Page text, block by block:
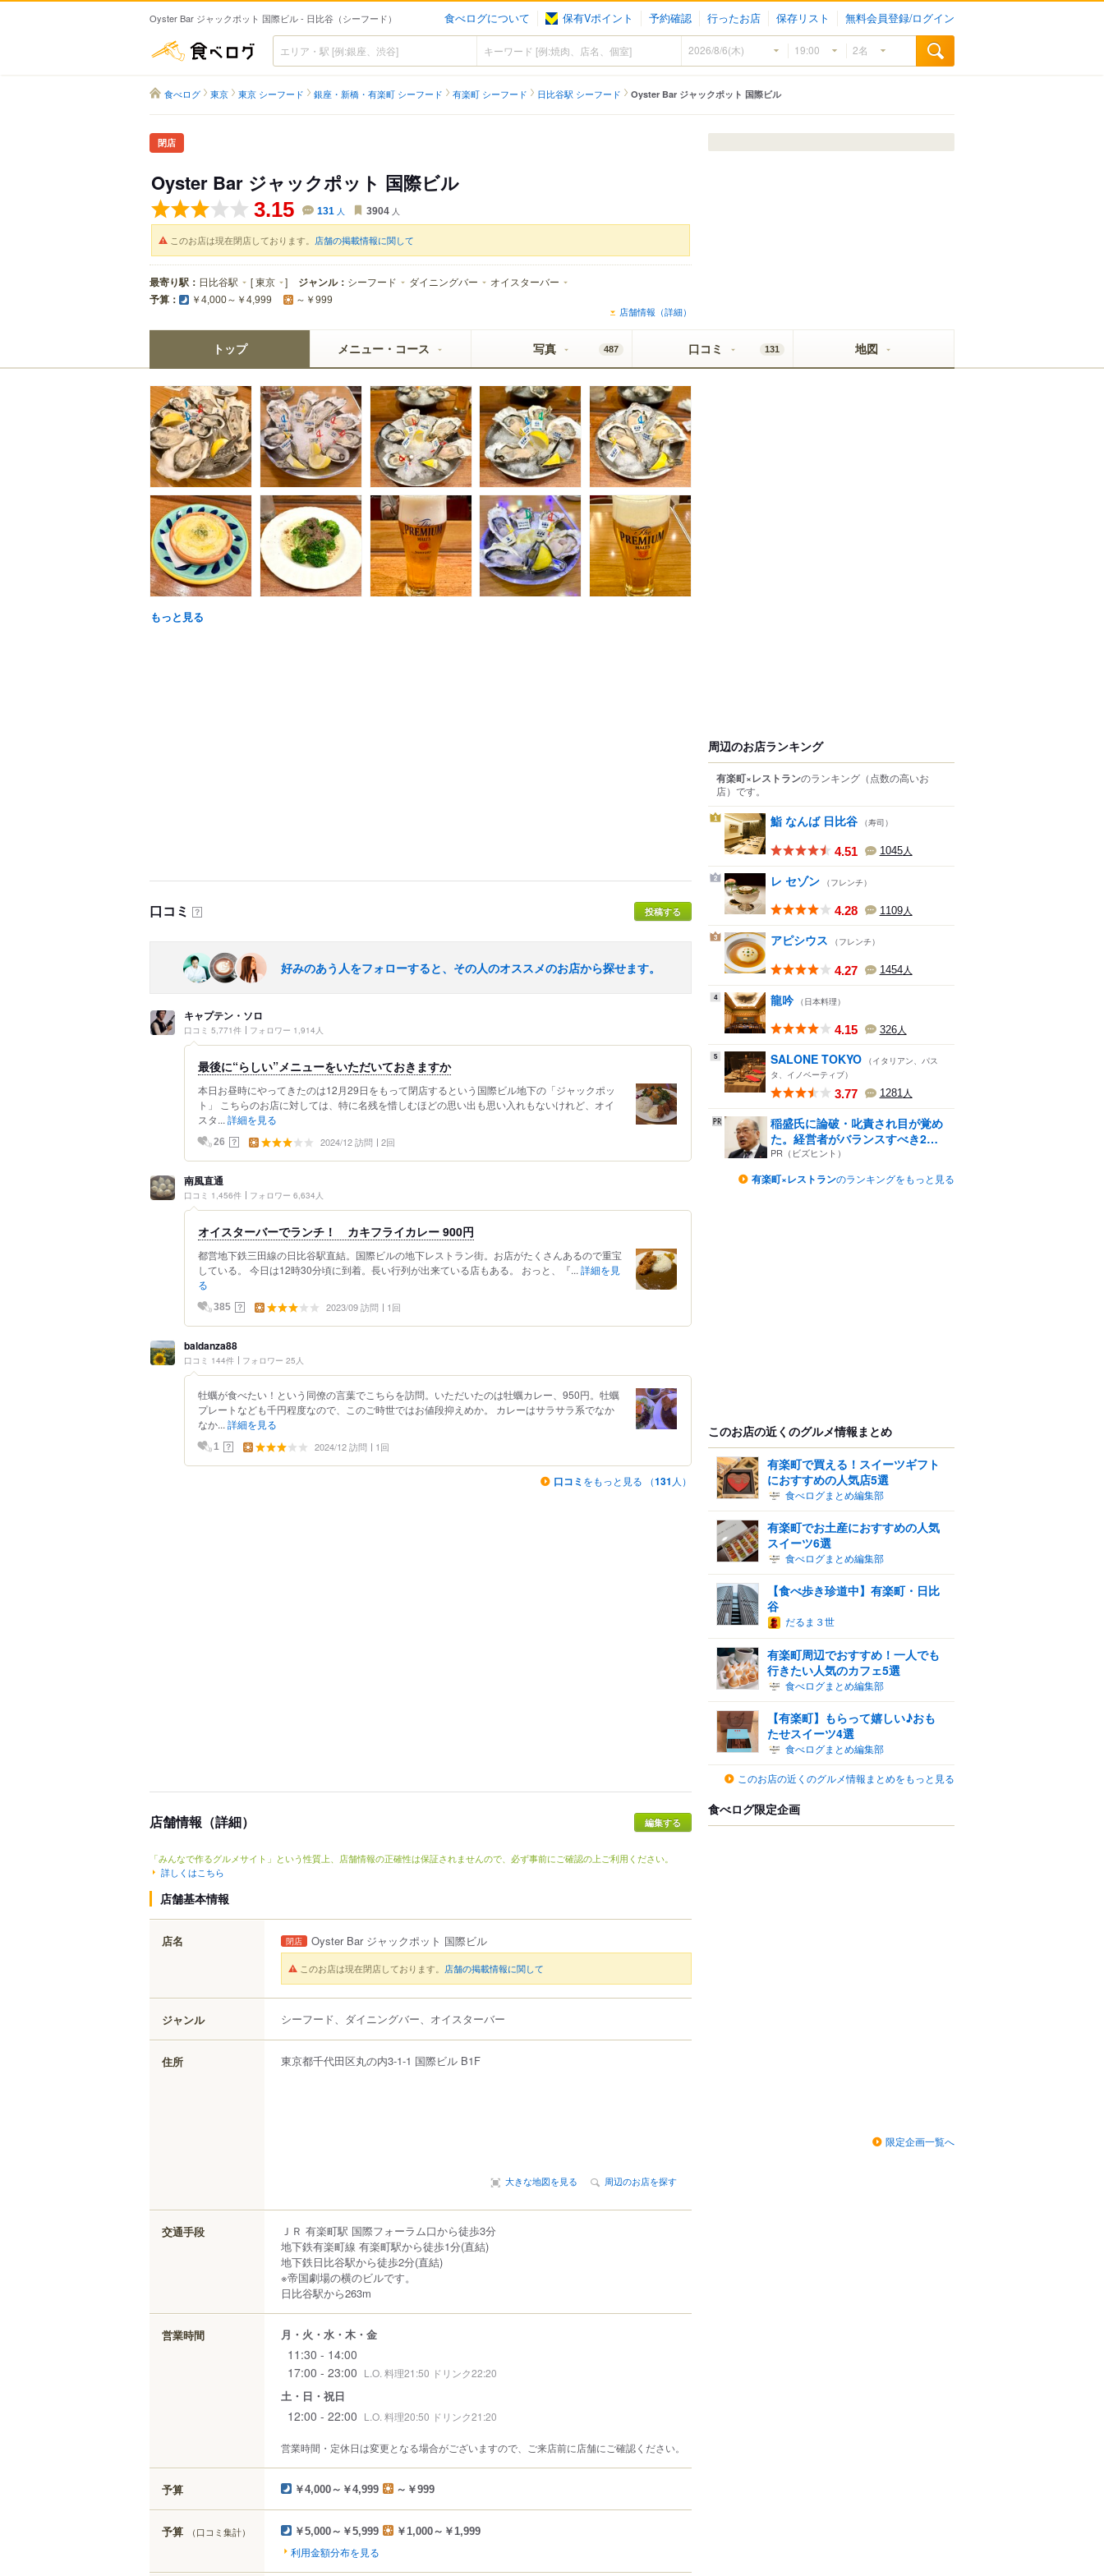
Oyster Bar ジャックポット 国際ビル - 日比谷（シーフード） 食べログについて 保有Vポイント 予約確認 行ったお店 保存リスト 無料会員登録/ログイン
食べログ
食べログ 東京 東京 シーフード 銀座・新橋・有楽町 シーフード 有楽町 シーフード 日比谷駅 シーフード Oyster Bar ジャックポット 国際ビル
閉店
Oyster Bar ジャックポット 国際ビル
3.15 131 人 3904 人
このお店は現在閉店しております。 店舗の掲載情報に関して
最寄り駅： 日比谷駅 [東京 ] ジャンル： シーフード ダイニングバー オイスターバー
予算： ￥4,000～￥4,999 ～￥999
店舗情報（詳細）
トップ メニュー・コース 写真 487 口コミ 131 地図
もっと見る
口コミ ？ 投稿する
好みのあう人をフォローすると、その人のオススメのお店から探せます。
キャプテン・ソロ
口コミ 5,771件 フォロワー 1,914人
最後に“らしい”メニューをいただいておきますか
本日お昼時にやってきたのは12月29日をもって閉店するという国際ビル地下の「ジャックポッ
ト」 こちらのお店に対しては、特に名残を惜しむほどの思い出も思い入れもないけれど、オイ
スタ... 詳細を見る
26 ？ 2024/12 訪問 2回
南風直通
口コミ 1,456件 フォロワー 6,634人
オイスターバーでランチ！ カキフライカレー 900円
都営地下鉄三田線の日比谷駅直結。国際ビルの地下レストラン街。お店がたくさんあるので重宝
している。 今日は12時30分頃に到着。長い行列が出来ている店もある。 おっと、『... 詳細を見
る
385 ？ 2023/09 訪問 1回
baldanza88
口コミ 144件 フォロワー 25人
牡蠣が食べたい！という同僚の言葉でこちらを訪問。いただいたのは牡蠣カレー、950円。牡蠣
プレートなども千円程度なので、このご時世ではお値段抑えめか。 カレーはサラサラ系でなか
なか... 詳細を見る
1 ？ 2024/12 訪問 1回
口コミ をもっと見る （131 人）
店舗情報（詳細） 編集する
「みんなで作るグルメサイト」という性質上、店舗情報の正確性は保証されませんので、必ず事前にご確認の上ご利用ください。
詳しくはこちら
店舗基本情報
店名 閉店 Oyster Bar ジャックポット 国際ビル
このお店は現在閉店しております。 店舗の掲載情報に関して
ジャンル シーフード、ダイニングバー、オイスターバー
住所 東京都千代田区丸の内3-1-1 国際ビル B1F
大きな地図を見る 周辺のお店を探す
交通手段
ＪＲ 有楽町駅 国際フォーラム口から徒歩3分
地下鉄有楽町線 有楽町駅から徒歩1分(直結)
地下鉄日比谷駅から徒歩2分(直結)
※帝国劇場の横のビルです。
日比谷駅から263m
営業時間 月・火・水・木・金
11:30 - 14:00
17:00 - 23:00 L.O. 料理21:50 ドリンク22:20
土・日・祝日
12:00 - 22:00 L.O. 料理20:50 ドリンク21:20
営業時間・定休日は変更となる場合がございますので、ご来店前に店舗にご確認ください。
予算 ￥4,000～￥4,999 ～￥999
予算 （口コミ集計） ￥5,000～￥5,999 ￥1,000～￥1,999
利用金額分布を見る
周辺のお店ランキング
有楽町×レストランのランキング （点数の高いお
店） です。
1 鮨 なんば 日比谷 （寿司）
4.51 1045人
2 レ セゾン （フレンチ）
4.28 1109人
3 アピシウス （フレンチ）
4.27 1454人
4 龍吟 （日本料理）
4.15 326人
5 SALONE TOKYO （イタリアン、パス
タ、イノベーティブ）
3.77 1281人
稲盛氏に論破・叱責され目が覚め
た。経営者がバランスすべき2
つ...
PR（ビズヒント）
有楽町×レストランのランキングをもっと見る
このお店の近くのグルメ情報まとめ
有楽町で買える！スイーツギフト
におすすめの人気店5選
食べログまとめ編集部
有楽町でお土産におすすめの人気
スイーツ6選
食べログまとめ編集部
【食べ歩き珍道中】有楽町・日比
谷
だるま３世
有楽町周辺でおすすめ！一人でも
行きたい人気のカフェ5選
食べログまとめ編集部
【有楽町】もらって嬉しい♪おも
たせスイーツ4選
食べログまとめ編集部
このお店の近くのグルメ情報まとめをもっと見る
食べログ限定企画
限定企画一覧へ